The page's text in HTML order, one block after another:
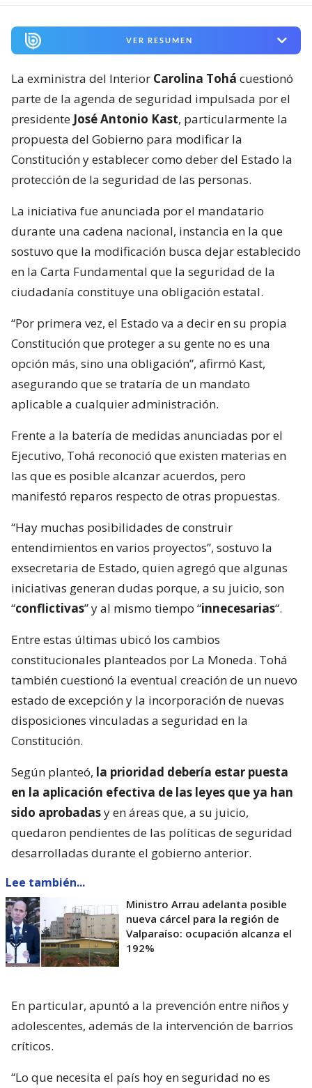
VER RESUMEN
La exministra del Interior Carolina Tohá cuestionó
parte de la agenda de seguridad impulsada por el
presidente José Antonio Kast, particularmente la
propuesta del Gobierno para modificar la
Constitución y establecer como deber del Estado la
protección de la seguridad de las personas.
La iniciativa fue anunciada por el mandatario
durante una cadena nacional, instancia en la que
sostuvo que la modificación busca dejar establecido
en la Carta Fundamental que la seguridad de la
ciudadanía constituye una obligación estatal.
“Por primera vez, el Estado va a decir en su propia
Constitución que proteger a su gente no es una
opción más, sino una obligación”, afirmó Kast,
asegurando que se trataría de un mandato
aplicable a cualquier administración.
Frente a la batería de medidas anunciadas por el
Ejecutivo, Tohá reconoció que existen materias en
las que es posible alcanzar acuerdos, pero
manifestó reparos respecto de otras propuestas.
“Hay muchas posibilidades de construir
entendimientos en varios proyectos”, sostuvo la
exsecretaria de Estado, quien agregó que algunas
iniciativas generan dudas porque, a su juicio, son
“conflictivas” y al mismo tiempo “innecesarias“.
Entre estas últimas ubicó los cambios
constitucionales planteados por La Moneda. Tohá
también cuestionó la eventual creación de un nuevo
estado de excepción y la incorporación de nuevas
disposiciones vinculadas a seguridad en la
Constitución.
Según planteó, la prioridad debería estar puesta
en la aplicación efectiva de las leyes que ya han
sido aprobadasy en áreas que, a su juicio,
quedaron pendientes de las políticas de seguridad
desarrolladas durante el gobierno anterior.
Lee también...
Ministro Arrau adelanta posible
nueva cárcel para la región de
Valparaíso: ocupación alcanza el
192%
En particular, apuntó a la prevención entre niños y
adolescentes, además de la intervención de barrios
críticos.
“Lo que necesita el país hoy en seguridad no es